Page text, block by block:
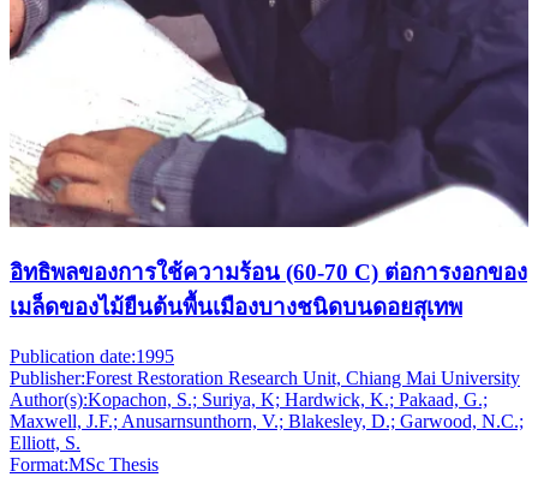
อิทธิพลของการใช้ความร้อน (60-70 C) ต่อการงอกของ
เมล็ดของไม้ยืนต้นพื้นเมืองบางชนิดบนดอยสุเทพ
Publication date:1995
Publisher:Forest Restoration Research Unit, Chiang Mai University
Author(s):Kopachon, S.; Suriya, K; Hardwick, K.; Pakaad, G.;
Maxwell, J.F.; Anusarnsunthorn, V.; Blakesley, D.; Garwood, N.C.;
Elliott, S.
Format:MSc Thesis